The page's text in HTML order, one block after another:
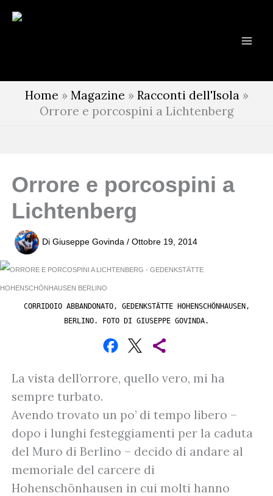
Vai
Home » Magazine » Racconti dell'Isola»
Orrore e porcospini a Lichtenberg
Orrore e porcospini a
Lichtenberg
Di Giuseppe Govinda / Ottobre 19, 2014
CORRIDOIO ABBANDONATO, GEDENKSTÄTTE HOHENSCHÖNHAUSEN,
BERLINO. FOTO DI GIUSEPPE GOVINDA.
La vista dell’orrore, quello vero, mi ha
sempre turbato.
Avendo trovato un po’ di tempo libero –
dopo i lunghi festeggiamenti per la caduta
del Muro di Berlino – decido di andare al
memoriale del carcere di
Hohenschönhausen in cui molti hanno